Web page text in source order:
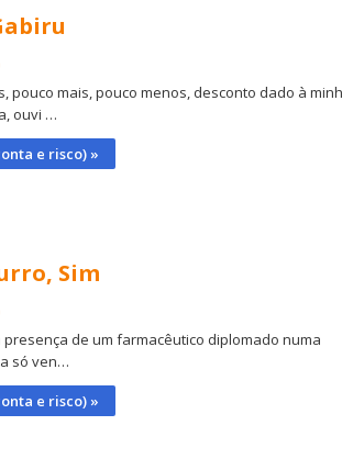
pouco mais, pouco menos, desconto dado à
ouvi …
e risco) »
Sim
de um farmacêutico diplomado numa
só ven…
e risco) »